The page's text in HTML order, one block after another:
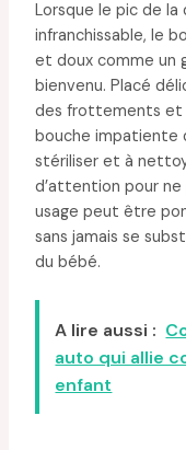
Lorsque le pic de la
infranchissable, le
et doux comme un
bienvenu. Placé
des frottements et
bouche impatiente
stériliser et à
d’attention pour ne
usage peut être
sans jamais se
du bébé.
A lire aussi :
auto qui allie
enfant